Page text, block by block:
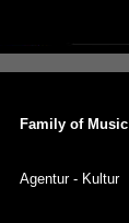
Family of Music
Agentur - Kultur